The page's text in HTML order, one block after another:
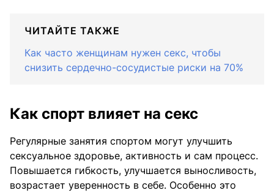
ЧИТАЙТЕ ТАКЖЕ
Как часто женщинам нужен секс, чтобы
снизить сердечно-сосудистые риски на 70%
Как спорт влияет на секс
Регулярные занятия спортом могут улучшить
сексуальное здоровье, активность и сам процесс.
Повышается гибкость, улучшается выносливость,
возрастает уверенность в себе. Особенно это